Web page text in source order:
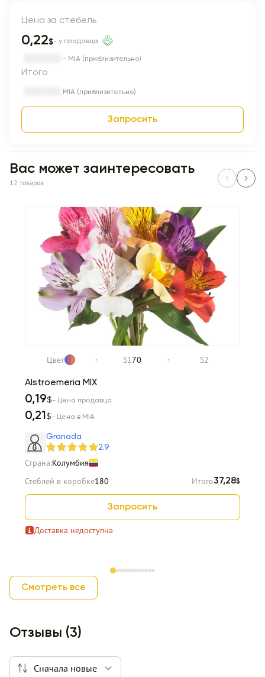
Цена за стебель
0,22$- у продавца
- MIA (приблизительно)
Итого
MIA (приблизительно)
Запросить
Вас может заинтересовать
12 товаров
Цвет S170 S2
Alstroemeria MIX
0,19$- Цена продавца
0,21$- Цена в MIA
Granada
2.9
Страна:Колумбия
Стеблей в коробке180 Итого37,28$
Запросить
Доставка недоступна
Item 1 of 12
Смотреть все
Отзывы (3)
Сначала новые